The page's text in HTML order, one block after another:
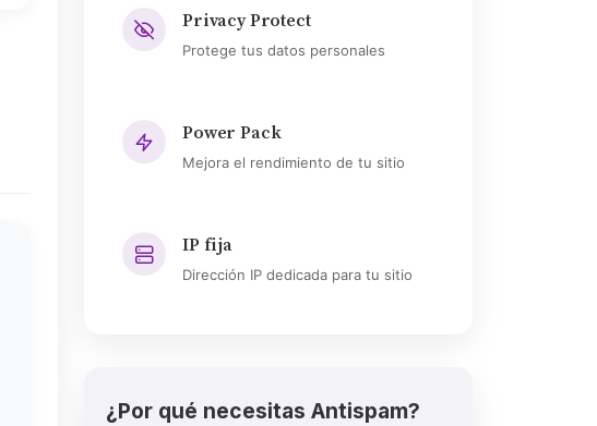
Privacy Protect
Protege tus datos personales
Power Pack
Mejora el rendimiento de tu sitio
IP fija
Dirección IP dedicada para tu sitio
¿Por qué necesitas Antispam?